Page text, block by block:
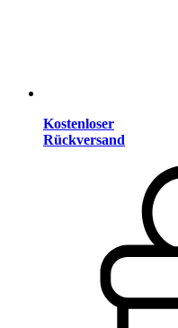
Kostenloser
Rückversand